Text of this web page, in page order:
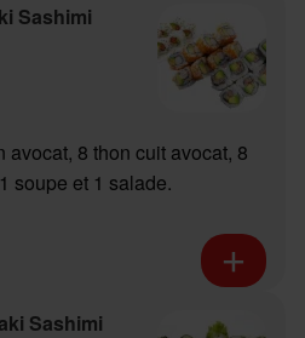
Sashimi
8 thon cuit avocat, 8
soupe et 1 salade.
Sashimi